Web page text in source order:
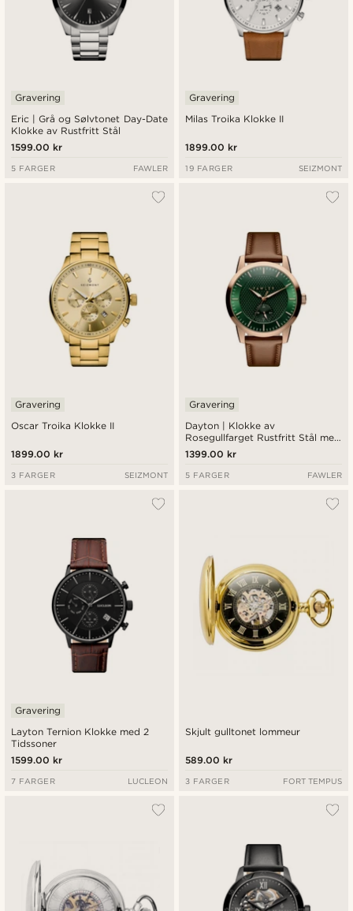
Eric | Grå og Sølvtonet Day-Date
Klokke av Rustfritt Stål
Gravering
1599.00 kr
5 FARGER FAWLER
Milas Troika Klokke II
Gravering
1899.00 kr
19 FARGER SEIZMONT
Oscar Troika Klokke II
Gravering
1899.00 kr
3 FARGER SEIZMONT
Dayton | Klokke av
Rosegullfarget Rustfritt Stål med
Grønn Teksturert Urskive
Gravering
1399.00 kr
5 FARGER FAWLER
Layton Ternion Klokke med 2
Tidssoner
Gravering
1599.00 kr
7 FARGER LUCLEON
Skjult gulltonet lommeur
589.00 kr
3 FARGER FORT TEMPUS